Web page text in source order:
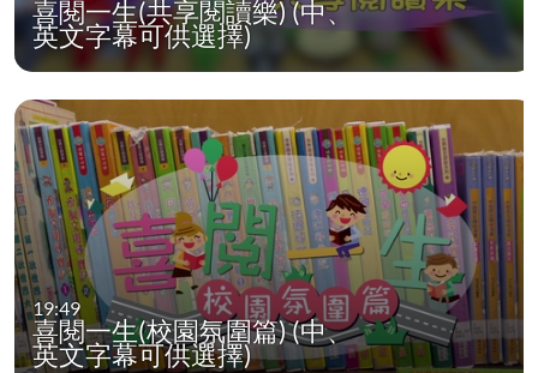
喜閱一生(共享閱讀樂) (中、
英文字幕可供選擇)
19:49
喜閱一生(校園氛圍篇) (中、
英文字幕可供選擇)